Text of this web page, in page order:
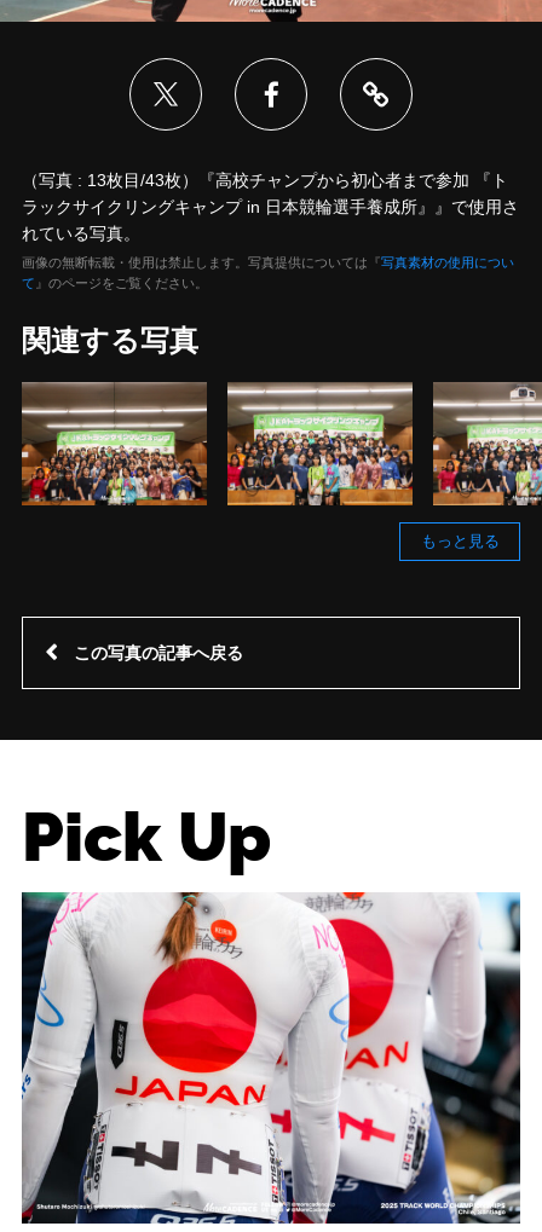
（写真 : 13枚目/43枚）『高校チャンプから初心者まで参加 『ト
ラックサイクリングキャンプ in 日本競輪選手養成所』』で使用さ
れている写真。
画像の無断転載・使用は禁止します。写真提供については『写真素材の使用につい
て 』のページをご覧ください。
関連する写真
もっと見る
この写真の記事へ戻る
Pick Up